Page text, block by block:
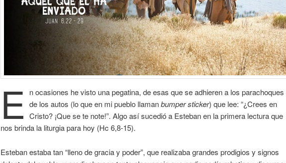
E
n ocasiones he visto una pegatina, de esas que se adhieren a los parachoques
de los autos (lo que en mi pueblo llamanbumper sticker) que lee: “¿Crees en
Cristo? ¡Que se te note!”. Algo así sucedió a Esteban en la primera lectura que
nos brinda la liturgia para hoy (Hc 6,8-15).
Esteban estaba tan “lleno de gracia y poder”, que realizaba grandes prodigios y signos